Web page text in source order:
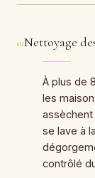
01Nettoyage
À plus de
les
se lave à
contrôlé